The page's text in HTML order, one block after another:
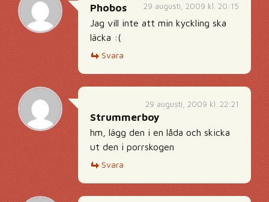
29 augusti, 2009 kl. 20:15
Phobos
Jag vill inte att min kyckling ska
läcka :(
Svara
29 augusti, 2009 kl. 22:21
Strummerboy
hm, lägg den i en låda och skicka
ut den i porrskogen
Svara